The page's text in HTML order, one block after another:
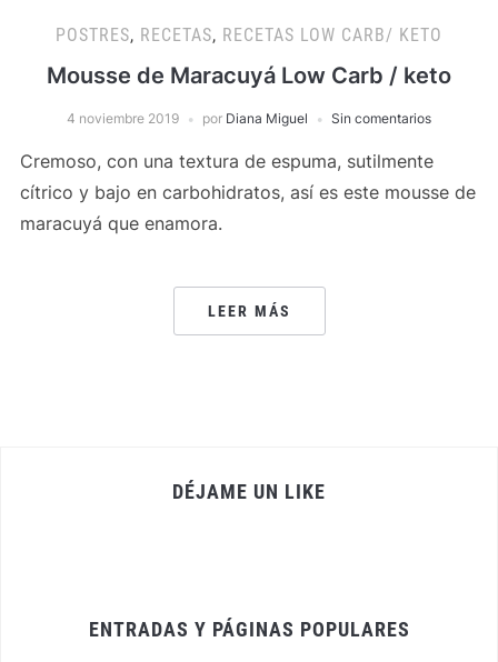
POSTRES, RECETAS, RECETAS LOW CARB/ KETO
Mousse de Maracuyá Low Carb / keto
4 noviembre 2019 por Diana Miguel Sin comentarios
Cremoso, con una textura de espuma, sutilmente
cítrico y bajo en carbohidratos, así es este mousse de
maracuyá que enamora.
LEER MÁS
DÉJAME UN LIKE
ENTRADAS Y PÁGINAS POPULARES